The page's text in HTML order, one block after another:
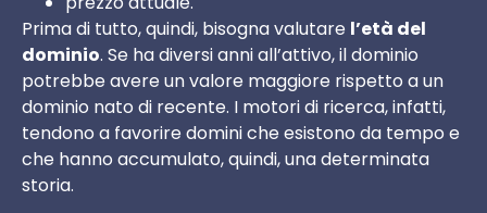
Prima di tutto, quindi, bisogna valutare l’età del
dominio. Se ha diversi anni all’attivo, il dominio
potrebbe avere un valore maggiore rispetto a un
dominio nato di recente. I motori di ricerca, infatti,
tendono a favorire domini che esistono da tempo e
che hanno accumulato, quindi, una determinata
storia.